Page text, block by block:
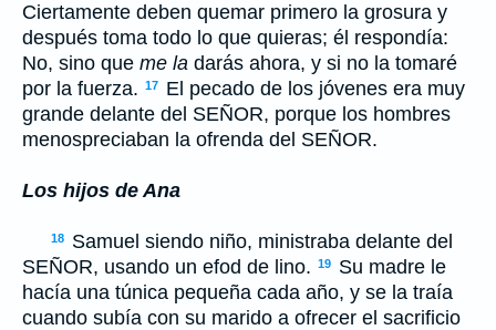
Ciertamente deben quemar primero la grosura y
después toma todo lo que quieras; él respondía:
No, sino que me la darás ahora, y si no la tomaré
por la fuerza. 17
El pecado de los jóvenes era muy
grande delante del SEÑOR, porque los hombres
menospreciaban la ofrenda del SEÑOR.
Los hijos de Ana
18
Samuel siendo niño, ministraba delante del
SEÑOR, usando un efod de lino. 19
Su madre le
hacía una túnica pequeña cada año, y se la traía
cuando subía con su marido a ofrecer el sacrificio